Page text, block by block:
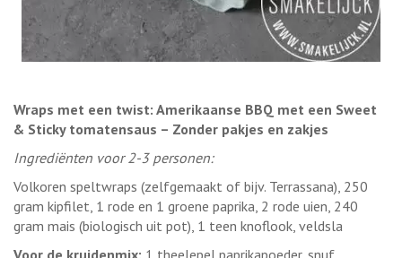
Wraps met een twist: Amerikaanse BBQ met een Sweet
& Sticky tomatensaus – Zonder pakjes en zakjes
Ingrediënten voor 2-3 personen:
Volkoren speltwraps (zelfgemaakt of bijv. Terrassana), 250
gram kipfilet, 1 rode en 1 groene paprika, 2 rode uien, 240
gram mais (biologisch uit pot), 1 teen knoflook, veldsla
Voor de kruidenmix: 1 theelepel paprikapoeder, snuf